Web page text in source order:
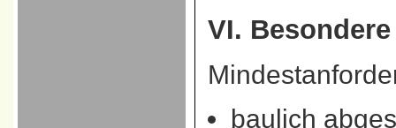
VI.
baulich